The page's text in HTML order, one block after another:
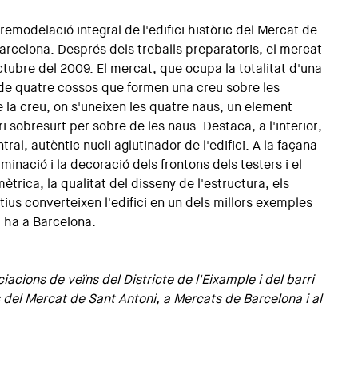
integral de l'edifici històric del Mercat de
Després dels treballs preparatoris, el mercat
del 2009. El mercat, que ocupa la totalitat d'una
quatre cossos que formen una creu sobre les
creu, on s'uneixen les quatre naus, un element
sobresurt per sobre de les naus. Destaca, a l'interior,
autèntic nucli aglutinador de l'edifici. A la façana
i la decoració dels frontons dels testers i el
la qualitat del disseny de l'estructura, els
converteixen l'edifici en un dels millors exemples
a Barcelona.
de veïns del Districte de l'Eixample i del barri
Mercat de Sant Antoni, a Mercats de Barcelona i al